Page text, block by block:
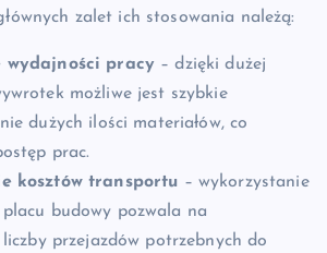
zalet ich stosowania należą:
wydajności pracy – dzięki dużej
możliwe jest szybkie
dużych ilości materiałów, co
prac.
kosztów transportu – wykorzystanie
budowy pozwala na
przejazdów potrzebnych do